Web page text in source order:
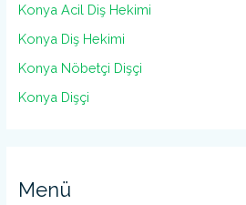
Konya Acil Diş Hekimi
Konya Diş Hekimi
Konya Nöbetçi Dişçi
Konya Dişçi
Menü